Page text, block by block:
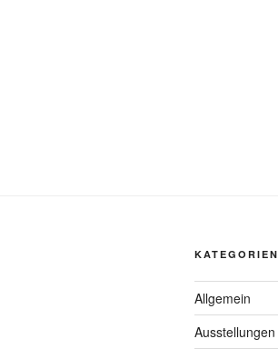
KATEGORIEN
Allgemein
Ausstellungen